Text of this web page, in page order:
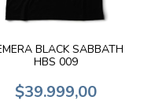
BLACK SABBATH
HBS 009
$39.999,00